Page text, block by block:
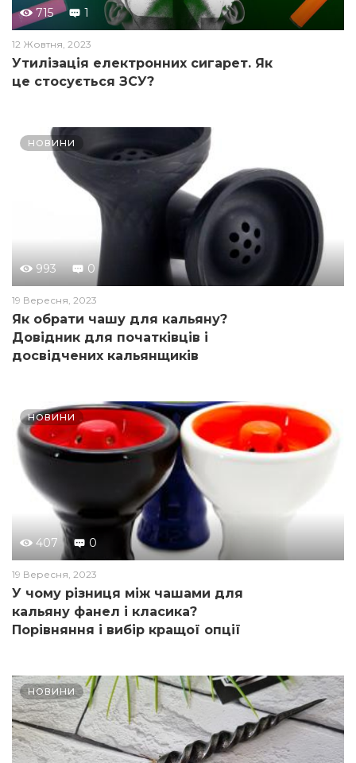
715 1
12 Жовтня, 2023
Утилізація електронних сигарет. Як
це стосується ЗСУ?
НОВИНИ
993 0
19 Вересня, 2023
Як обрати чашу для кальяну?
Довідник для початківців і
досвідчених кальянщиків
НОВИНИ
407 0
19 Вересня, 2023
У чому різниця між чашами для
кальяну фанел і класика?
Порівняння і вибір кращої опції
НОВИНИ